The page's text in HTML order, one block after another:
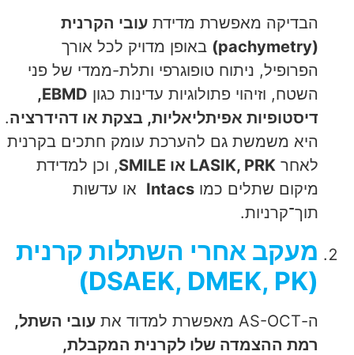
הבדיקה מאפשרת מדידת עובי הקרנית
(pachymetry)
באופן מדויק לכל אורך
הפרופיל, ניתוח טופוגרפי ותלת-ממדי של פני
השטח, וזיהוי פתולוגיות עדינות כגון EBMD,
דיסטופיות אפיתליאליות, בצקת או דהידרציה.
היא משמשת גם להערכת עומק חתכים בקרנית
לאחר LASIK, PRK או
, וכן למדידת
מיקום שתלים כמו Intacs או עדשות
תוך־קרניות.
מעקב אחרי השתלות קרנית
(DSAEK, DMEK, PK)
ה-AS-OCT מאפשרת למדוד את
עובי השתל,
רמת ההצמדה שלו לקרנית המקבלת,